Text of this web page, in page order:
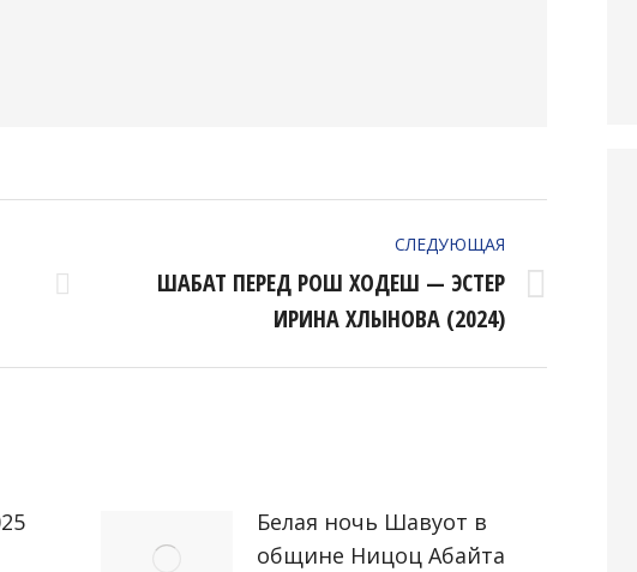
СЛЕДУЮЩАЯ
Следующая
ШАБАТ ПЕРЕД РОШ ХОДЕШ — ЭСТЕР
ИРИНА ХЛЫНОВА (2024)
Белая ночь Шавуот в
общине Ницоц Абайта